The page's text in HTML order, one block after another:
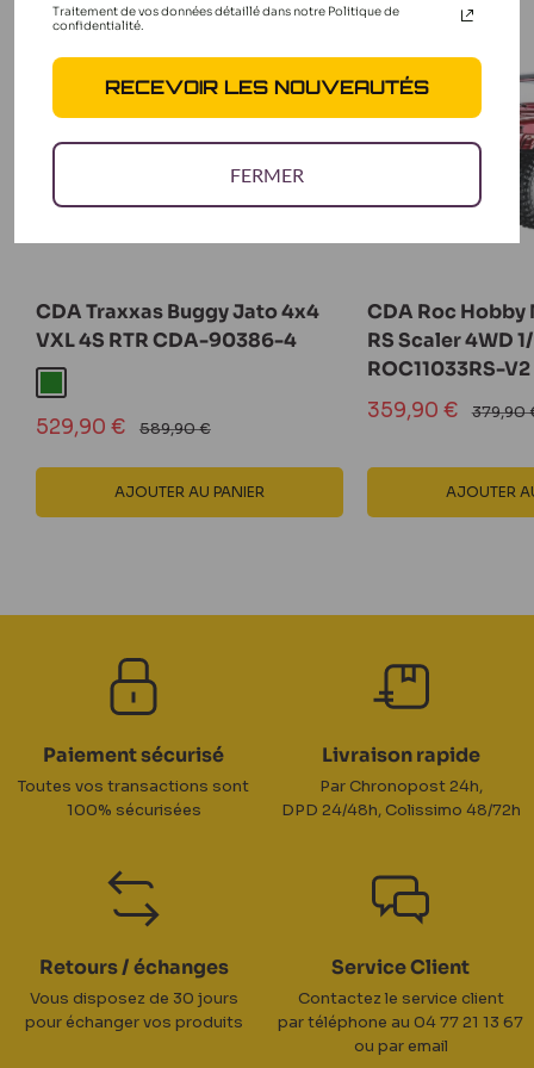
CDA Traxxas Buggy Jato 4x4
VXL 4S RTR CDA-90386-4
Prix
529,90 € Prix
normal
589,90 €
AJOUTER AU PANIER
CDA Roc Hobby
RS Scaler 4WD
ROC11033RS-V2
Prix
359,90 € Prix
normal
379,90
AJOUTER
Paiement sécurisé
Toutes vos transactions sont
100% sécurisées
Livraison rapide
Par Chronopost 24h,
DPD 24/48h, Colissimo 48/72h
Retours / échanges
Vous disposez de 30 jours
pour échanger vos produits
Service Client
Contactez le service client
par téléphone au 04 77 21 13 67
ou par email
Traitement de vos données détaillé dans notre Politique de
confidentialité.
RECEVOIR LES NOUVEAUTÉS
FERMER